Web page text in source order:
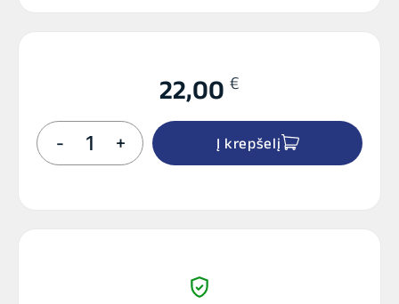
22,00 €
-
produkto
kiekis:
BB4L-
+ Į krepšelį